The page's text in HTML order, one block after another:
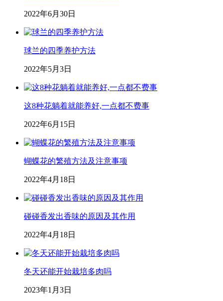
2022年6月30日
球兰的四季养护方法
2022年5月3日
这8种花躺着就能养好,一点都不费事
2022年6月15日
蝴蝶花的繁殖方法及注意事项
2022年4月18日
碰碰香发出香味的原因及其作用
2022年4月18日
冬天还能开始栽培多肉吗
2023年1月3日